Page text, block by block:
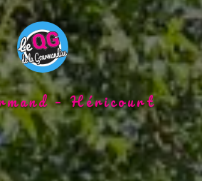
– Héricourt